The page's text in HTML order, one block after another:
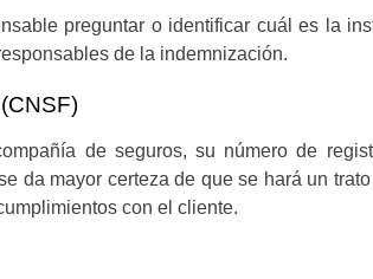
preguntar o identificar cuál es la
de la indemnización.
de seguros, su número de
da mayor certeza de que se hará un
con el cliente.